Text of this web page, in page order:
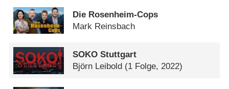
Die Rosenheim-Cops
Mark Reinsbach
SOKO Stuttgart
Björn Leibold (1 Folge, 2022)